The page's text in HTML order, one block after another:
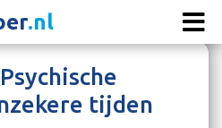
.nl
tijden